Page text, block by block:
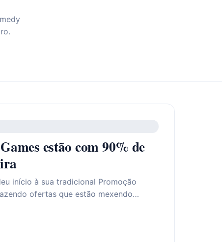
estão com 90% de
início à sua tradicional Promoção
ofertas que estão mexendo…